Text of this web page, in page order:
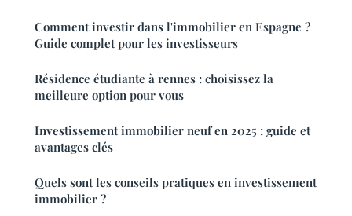
Comment investir dans l'immobilier en Espagne ?
Guide complet pour les investisseurs
Résidence étudiante à rennes : choisissez la
meilleure option pour vous
Investissement immobilier neuf en 2025 : guide et
avantages clés
Quels sont les conseils pratiques en investissement
immobilier ?